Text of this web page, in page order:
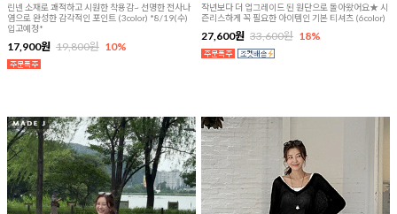
린넨 소재로 쾌적하고 시원한 착용감~ 선명한 전사나
염으로 완성한 감각적인 포인트 (3color) *8/19(수)
입고예정*
17,900원 19,800원 10%
작년보다 더 업그레이드 된 원단으로 돌아왔어요★ 시
즌리스하게 꼭 필요한 아이템인 기본 티셔츠 (6color)
27,600원 33,600원 18%